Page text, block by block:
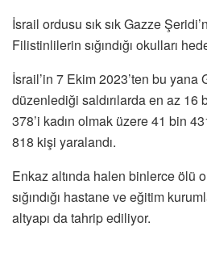
İsrail ordusu sık sık Gazze
Filistinlilerin sığındığı okulları
İsrail’in 7 Ekim 2023’ten bu yana
düzenlediği saldırılarda en az 16
378’i kadın olmak üzere 41 bin
818 kişi yaralandı.
Enkaz altında halen binlerce ölü
sığındığı hastane ve eğitim
altyapı da tahrip ediliyor.